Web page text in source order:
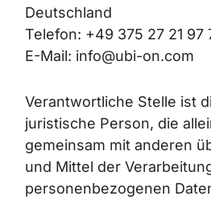
Deutschland
Telefon: +49 375 27 21 97
E-Mail: info@ubi-on.com
Verantwortliche Stelle ist
juristische Person, die
gemeinsam mit anderen
und Mittel der
personenbezogenen